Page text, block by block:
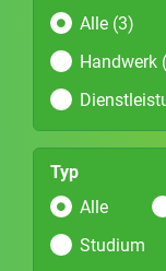
Alle (3)
Handwerk
Typ
Alle
Studium